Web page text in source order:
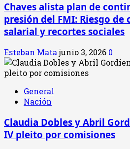
Chaves alista plan de
presión del FMI: Riesgo
salarial y recortes sociales
Esteban Matajunio 3, 2026 0
General
Nación
Claudia Dobles y Abril
IV pleito por comisiones